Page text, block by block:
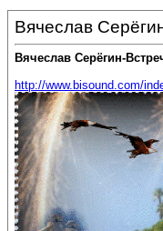
Вячеслав
Вячеслав Серёгин-
http://www.bisound.com/